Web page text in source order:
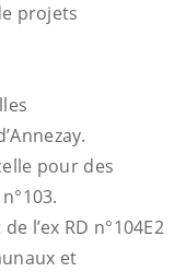
projets
pour des
l’ex RD n°104E2
et